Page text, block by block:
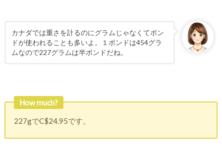
カナダでは重さを計るのにグラムじゃなくてポン
ドが使われることも多いよ。１ポンドは454グラ
ムなので227グラムは半ポンドだね。
How much?
227gでC$24.95です。